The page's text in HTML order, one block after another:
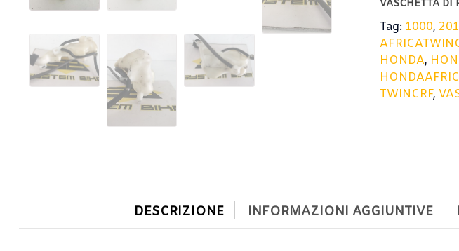
CRF
1000
/
RECOVERY
WATER
quantità
VASCHETTA DI
Tag: 1000,
HONDA,
TWINCRF,
DESCRIZIONE INFORMAZIONI AGGIUNTIVE